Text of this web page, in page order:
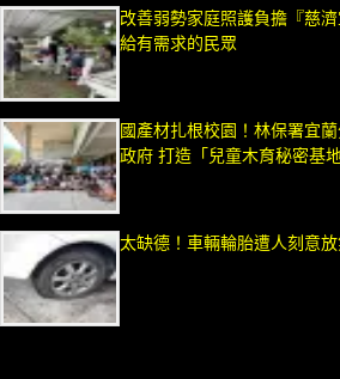
改善弱勢家庭照護負擔『慈
給有需求的民眾
國產材扎根校園！林保署宜
政府 打造「兒童木育秘密基
太缺德！車輛輪胎遭人刻意